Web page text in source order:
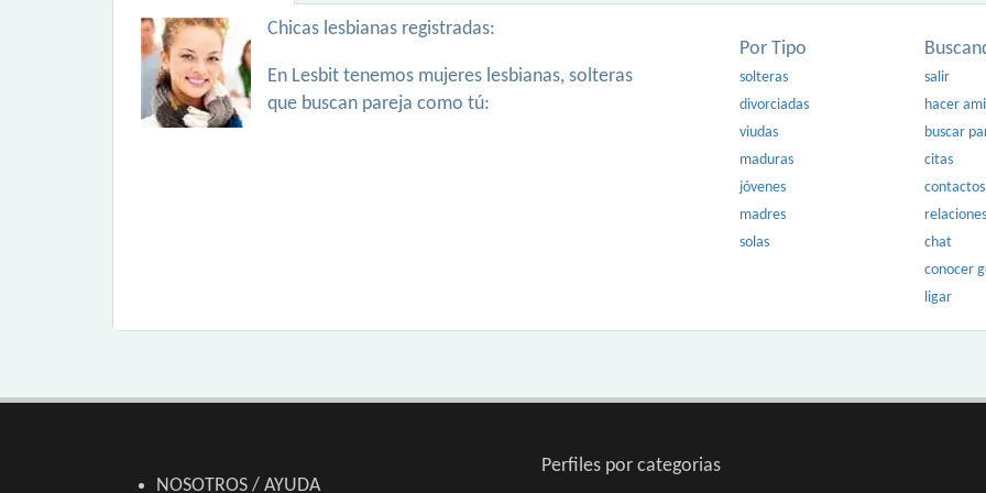
Chicas lesbianas registradas:
En Lesbit tenemos mujeres lesbianas, solteras
que buscan pareja como tú:
Por Tipo
solteras
divorciadas
viudas
maduras
jóvenes
madres
solas
salir
hacer
buscar
citas
contactos
relaciones
chat
conocer
ligar
NOSOTROS / AYUDA
Perfiles por categorias